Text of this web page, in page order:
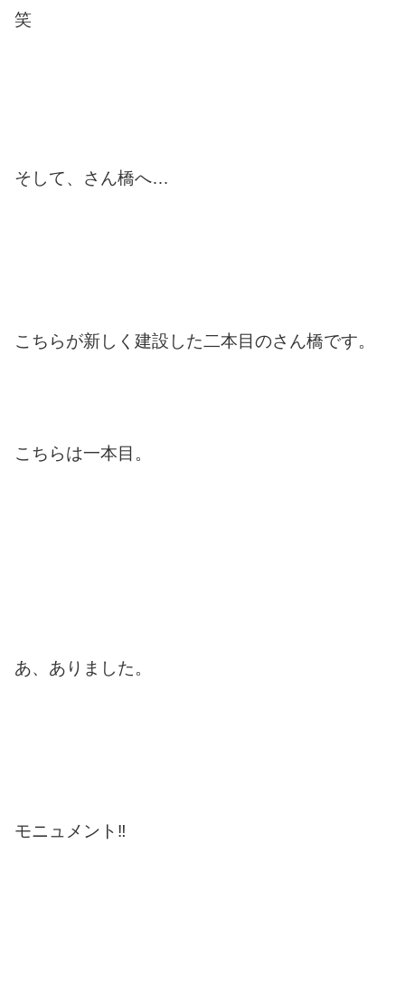
笑
そして、さん橋へ…
こちらが新しく建設した二本目のさん橋です。
こちらは一本目。
あ、ありました。
モニュメント‼️